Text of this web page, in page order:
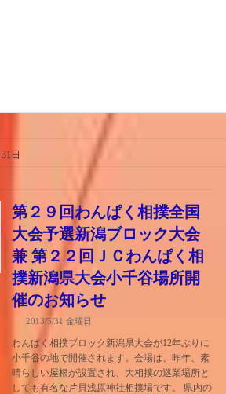
日
第２９回わんぱく相撲全国
大会予選新潟ブロック大会
兼 第２２回ＪＣわんぱく相
撲新潟県大会小千谷場所開
催のお知らせ
2013/5/31 金曜日
わんぱく相撲ブロック新潟県大会が12年ぶりに
小千谷の地で開催されます。会場は、昨年、素
晴らしい屋根が設置され、大相撲の巡業場所と
しても有名な片貝浅原神社相撲場です。 県内の